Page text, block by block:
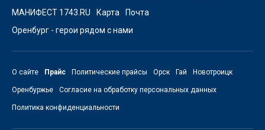
МАНИФЕСТ 1743.RU
Карта
Почта
Оренбург - герои рядом с нами
О сайте Прайс Политические прайсы Орск Гай Новотроицк
Оренбуржье Согласие на обработку персональных данных
Политика конфиденциальности